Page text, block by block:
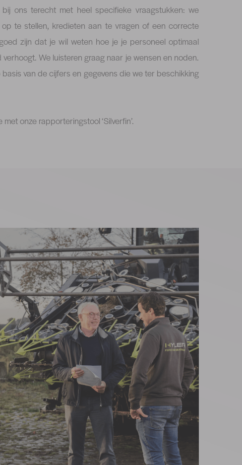
ons terecht met heel specifieke vraagstukken: we
te stellen, kredieten aan te vragen of een correcte
zijn dat je wil weten hoe je je personeel optimaal
We luisteren graag naar je wensen en noden.
van de cijfers en gegevens die we ter beschikking
onze rapporteringstool ‘Silverfin’.